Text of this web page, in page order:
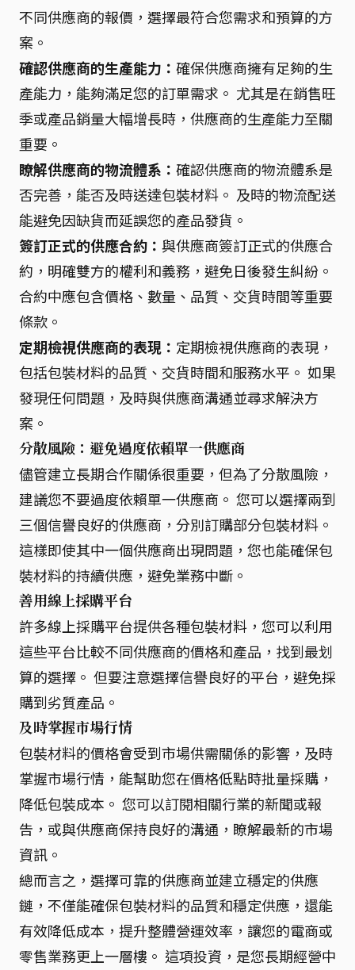
不同供應商的報價，選擇最符合您需求和預算的方
案。
確認供應商的生產能力： 確保供應商擁有足夠的生
產能力，能夠滿足您的訂單需求。 尤其是在銷售旺
季或產品銷量大幅增長時，供應商的生產能力至關
重要。
瞭解供應商的物流體系： 確認供應商的物流體系是
否完善，能否及時送達包裝材料。 及時的物流配送
能避免因缺貨而延誤您的產品發貨。
簽訂正式的供應合約： 與供應商簽訂正式的供應合
約，明確雙方的權利和義務，避免日後發生糾紛。
合約中應包含價格、數量、品質、交貨時間等重要
條款。
定期檢視供應商的表現： 定期檢視供應商的表現，
包括包裝材料的品質、交貨時間和服務水平。 如果
發現任何問題，及時與供應商溝通並尋求解決方
案。
分散風險：避免過度依賴單一供應商
儘管建立長期合作關係很重要，但為了分散風險，
建議您不要過度依賴單一供應商。 您可以選擇兩到
三個信譽良好的供應商，分別訂購部分包裝材料。
這樣即使其中一個供應商出現問題，您也能確保包
裝材料的持續供應，避免業務中斷。
善用線上採購平台
許多線上採購平台提供各種包裝材料，您可以利用
這些平台比較不同供應商的價格和產品，找到最划
算的選擇。 但要注意選擇信譽良好的平台，避免採
購到劣質產品。
及時掌握市場行情
包裝材料的價格會受到市場供需關係的影響，及時
掌握市場行情，能幫助您在價格低點時批量採購，
降低包裝成本。 您可以訂閱相關行業的新聞或報
告，或與供應商保持良好的溝通，瞭解最新的市場
資訊。
總而言之，選擇可靠的供應商並建立穩定的供應
鏈，不僅能確保包裝材料的品質和穩定供應，還能
有效降低成本，提升整體營運效率，讓您的電商或
零售業務更上一層樓。 這項投資，是您長期經營中